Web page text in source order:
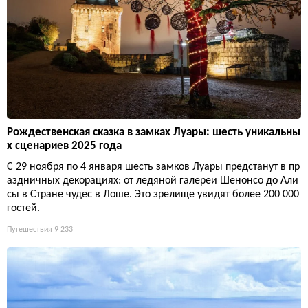
Рождественская сказка в замках Луары: шесть уникальны
х сценариев 2025 года
С 29 ноября по 4 января шесть замков Луары предстанут в пр
аздничных декорациях: от ледяной галереи Шенонсо до Али
сы в Стране чудес в Лоше. Это зрелище увидят более 200 000
гостей.
Путешествия 9 233